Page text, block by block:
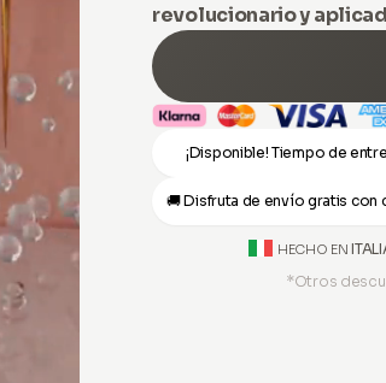
revolucionario y
¡Disponible! Tiempo de
🚚 Disfruta de envío gratis con
HECHO EN
*Otros